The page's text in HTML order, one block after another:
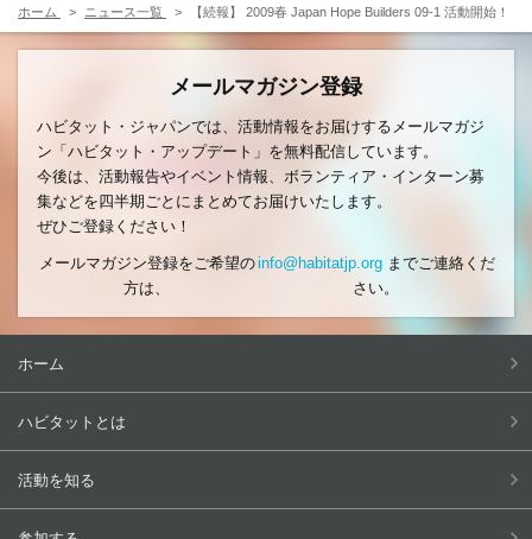
ホーム ニュース一覧 【続報】 2009春 Japan Hope Builders 09-1 活動開始！
メールマガジン登録
ハビタット・ジャパンでは、活動情報をお届けするメールマガジ
ン「ハビタット・アップデート」を無料配信しています。
今後は、活動報告やイベント情報、ボランティア・インターン募
集などを四半期ごとにまとめてお届けいたします。
ぜひご登録ください！
メールマガジン登録をご希望の
方は、
info@habitatjp.orgまでご連絡くだ
さい。
ホーム
ハビタットとは
活動を知る